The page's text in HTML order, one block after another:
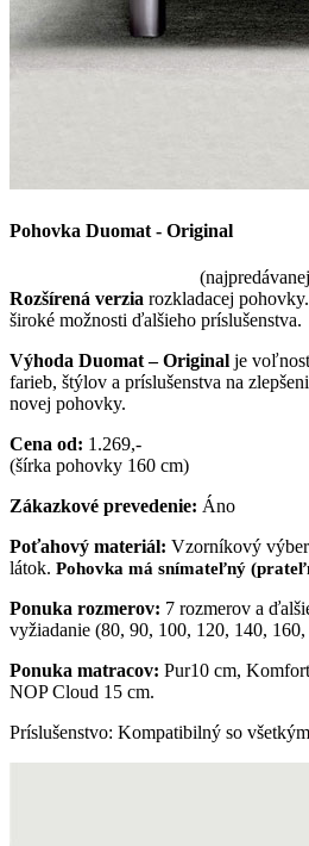
Pohovka Duomat - Original
(najpredávanejší
Rozšírená verzia rozkladacej
široké možnosti ďalšieho príslušenstva.
Výhoda Duomat – Original je
farieb, štýlov a príslušenstva na
novej pohovky.
Cena od: 1.269,-
(šírka pohovky 160 cm)
Zákazkové prevedenie: Áno
Poťahový materiál: Vzorníkový
látok. Pohovka má snímateľný
Ponuka rozmerov: 7 rozmerov a
vyžiadanie (80, 90, 100, 120, 140,
Ponuka matracov: Pur10 cm,
NOP Cloud 15 cm.
Príslušenstvo: Kompatibilný so